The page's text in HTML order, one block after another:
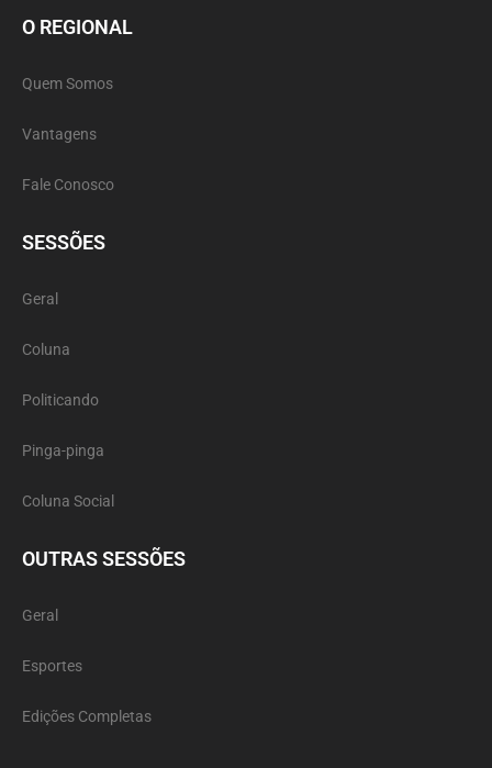
O REGIONAL
Quem Somos
Vantagens
Fale Conosco
SESSÕES
Geral
Coluna
Politicando
Pinga-pinga
Coluna Social
OUTRAS SESSÕES
Geral
Esportes
Edições Completas